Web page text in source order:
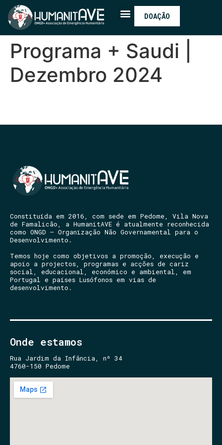
DOAÇÃO
Programa + Saudi |
Dezembro 2024
Constituída em 2016, com sede em Pedome, Vila Nova
de Famalicão, a HumanitAVE é atualmente reconhecida
como ONGD – Organização Não Governamental para o
Desenvolvimento.
Temos hoje como objetivos a promoção, execução e
apoio a projectos, programas e acções de cariz
social, educacional, económico e ambiental, em
Portugal e países Lusófonos em vias de
desenvolvimento.
Onde estamos
Rua Jardim da Infância, nº 34
4760-150 Pedome